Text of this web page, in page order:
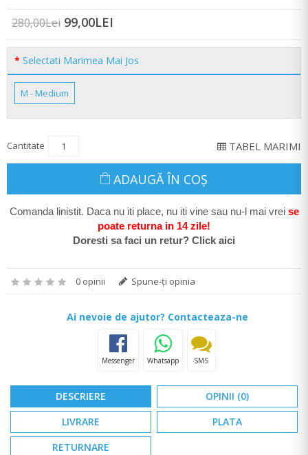
280,00Lei 99,00LEI
Selectati Marimea Mai Jos
M - Medium
Cantitate TABEL MARIMI
ADAUGĂ ÎN COŞ
Comanda linistit. Daca nu iti place, nu iti vine sau nu-l mai vrei se
poate returna in 14 zile!
Doresti sa faci un retur? Click aici
0 opinii Spune-ţi opinia
Ai nevoie de ajutor? Contacteaza-ne
Messenger Whatsapp SMS
DESCRIERE
OPINII (0)
LIVRARE
PLATA
RETURNARE